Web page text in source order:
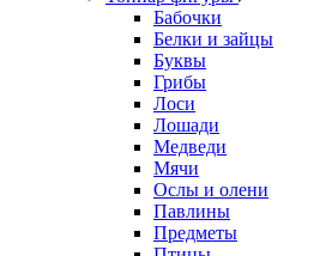
Бабочки
Белки и зайцы
Буквы
Грибы
Лоси
Лошади
Медведи
Мячи
Ослы и олени
Павлины
Предметы